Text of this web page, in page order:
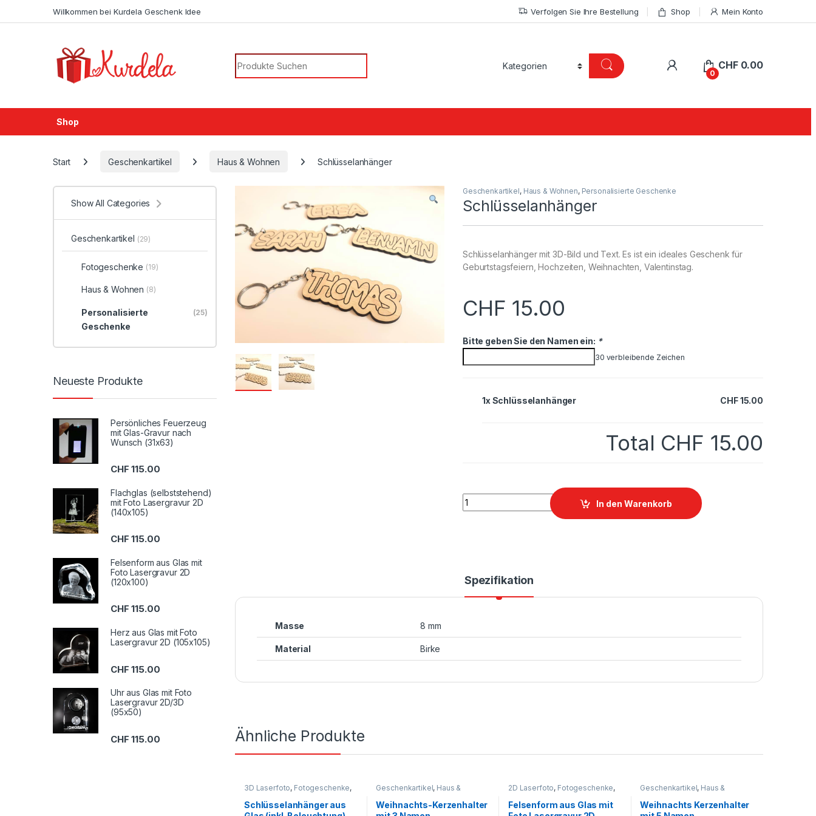
Willkommen bei Kurdela Geschenk Idee Verfolgen Sie Ihre Bestellung Shop Mein Konto
Search for:
0
CHF0.00
Shop
Start Geschenkartikel Haus & Wohnen Schlüsselanhänger
Geschenkartikel, Haus & Wohnen, Personalisierte Geschenke
Schlüsselanhänger
Schlüsselanhänger mit 3D-Bild und Text. Es ist ein ideales Geschenk für
Geburtstagsfeiern, Hochzeiten, Weihnachten, Valentinstag.
CHF 15.00
Bitte geben Sie den Namen ein: *
30 verbleibende Zeichen
1x Schlüsselanhänger CHF 15.00
Total CHF 15.00
Schlüsselanhänger quantity
In den Warenkorb
Spezifikation
Masse 8 mm
Material Birke
Ähnliche Produkte
3D Laserfoto, Fotogeschenke,
Schlüsselanhänger aus
Geschenkartikel, Haus &
Geschenke
Weihnachts-Kerzenhalter
2D Laserfoto, Fotogeschenke,
Personalisierte
Geschenke
Felsenform aus Glas mit
Geschenkartikel, Haus &
Geschenke
Weihnachts Kerzenhalter
Show All Categories
Geschenkartikel (29)
Fotogeschenke (19)
Haus & Wohnen (8)
Personalisierte
Geschenke
(25)
Neueste Produkte
Persönliches Feuerzeug
mit Glas-Gravur nach
Wunsch (31x63)
CHF 115.00
Flachglas (selbststehend)
mit Foto Lasergravur 2D
(140x105)
CHF 115.00
Felsenform aus Glas mit
Foto Lasergravur 2D
(120x100)
CHF 115.00
Herz aus Glas mit Foto
Lasergravur 2D (105x105)
CHF 115.00
Uhr aus Glas mit Foto
Lasergravur 2D/3D
(95x50)
CHF 115.00